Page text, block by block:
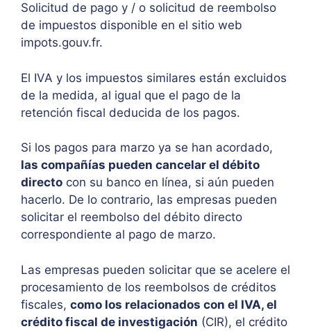
Solicitud de pago y / o solicitud de reembolso
de impuestos disponible en el sitio web
impots.gouv.fr.
El IVA y los impuestos similares están excluidos
de la medida, al igual que el pago de la
retención fiscal deducida de los pagos.
Si los pagos para marzo ya se han acordado,
las compañías pueden cancelar el débito
directo con su banco en línea, si aún pueden
hacerlo. De lo contrario, las empresas pueden
solicitar el reembolso del débito directo
correspondiente al pago de marzo.
Las empresas pueden solicitar que se acelere el
procesamiento de los reembolsos de créditos
fiscales, como los relacionados con el IVA, el
crédito fiscal de investigación (CIR), el crédito